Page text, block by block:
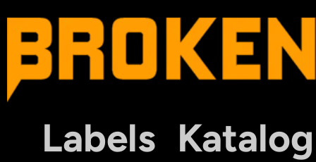
Labels Katalog